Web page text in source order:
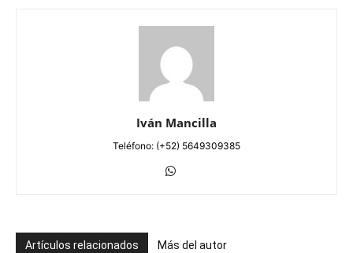
Iván Mancilla
Teléfono: (+52) 5649309385
Artículos relacionados Más del autor